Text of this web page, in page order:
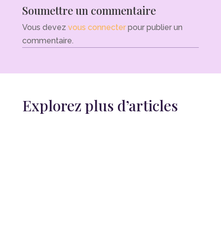
Soumettre un commentaire
Vous devez vous connecterpour publier un
commentaire.
Explorez plus d’articles